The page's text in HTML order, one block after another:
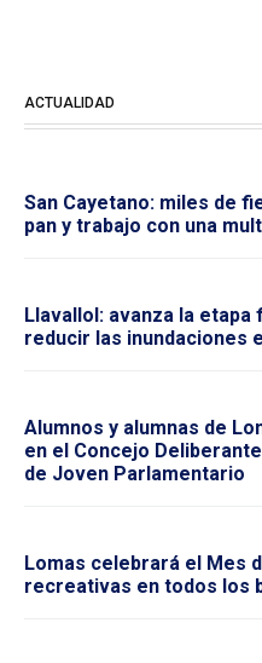
ACTUALIDAD
San Cayetano: miles de
pan y trabajo con una
Llavallol: avanza la
reducir las inundaciones
Alumnos y alumnas de
en el Concejo
de Joven Parlamentario
Lomas celebrará el Mes
recreativas en todos los